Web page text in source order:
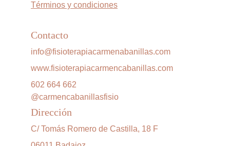
Términos y condiciones
Contacto
info@fisioterapiacarmenabanillas.com
www.fisioterapiacarmencabanillas.com
602 664 662
@carmencabanillasfisio
Dirección
C/ Tomás Romero de Castilla, 18 F